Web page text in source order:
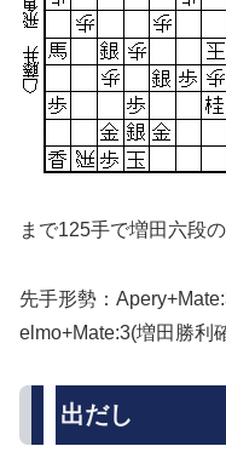
まで125手で増田六段の
先手形勢：
elmo+Mate:3(増田勝利
出だし